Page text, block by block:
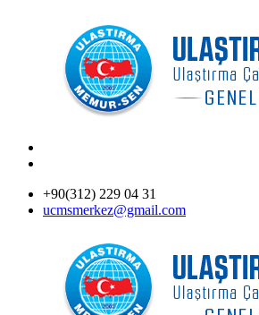
+90(312) 229 04 31
ucmsmerkez@gmail.com